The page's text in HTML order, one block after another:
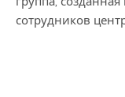
сотрудников